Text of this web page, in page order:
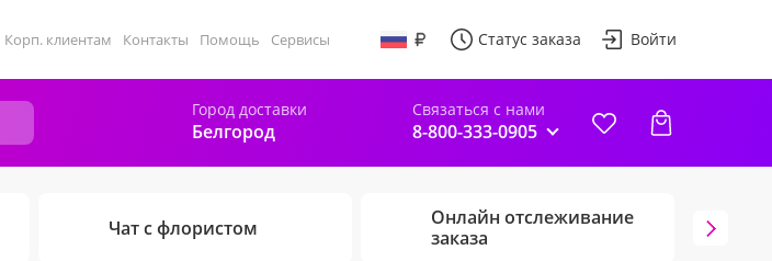
Корп. клиентам Контакты Помощь Сервисы Статус заказа Войти
Город доставки
Белгород
Связаться с нами
8-800-333-0905
Чат с флористом
Онлайн отслеживание
заказа